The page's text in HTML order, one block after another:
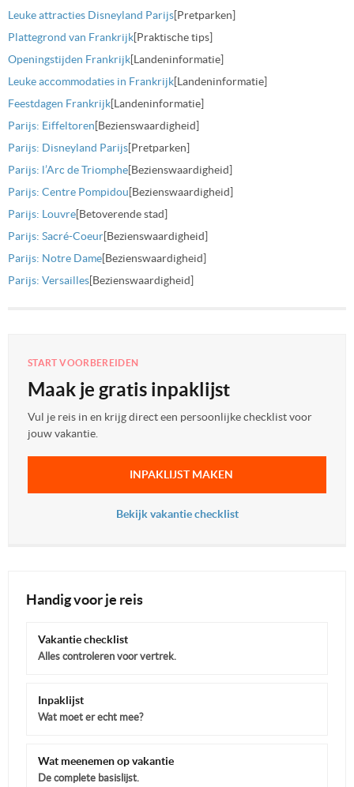
Leuke attracties Disneyland Parijs[Pretparken]
Plattegrond van Frankrijk[Praktische tips]
Openingstijden Frankrijk[Landeninformatie]
Leuke accommodaties in Frankrijk[Landeninformatie]
Feestdagen Frankrijk[Landeninformatie]
Parijs: Eiffeltoren[Bezienswaardigheid]
Parijs: Disneyland Parijs[Pretparken]
Parijs: l’Arc de Triomphe[Bezienswaardigheid]
Parijs: Centre Pompidou[Bezienswaardigheid]
Parijs: Louvre[Betoverende stad]
Parijs: Sacré-Coeur[Bezienswaardigheid]
Parijs: Notre Dame[Bezienswaardigheid]
Parijs: Versailles[Bezienswaardigheid]
START VOORBEREIDEN
Maak je gratis inpaklijst
Vul je reis in en krijg direct een persoonlijke checklist voor
jouw vakantie.
INPAKLIJST MAKEN
Bekijk vakantie checklist
Handig voor je reis
Vakantie checklist
Alles controleren voor vertrek.
Inpaklijst
Wat moet er echt mee?
Wat meenemen op vakantie
De complete basislijst.